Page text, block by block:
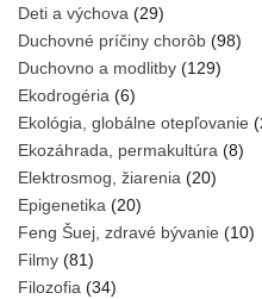
Deti a výchova (29)
Duchovné príčiny chorôb (98)
Duchovno a modlitby (129)
Ekodrogéria (6)
Ekológia, globálne otepľovanie
Ekozáhrada, permakultúra (8)
Elektrosmog, žiarenia (20)
Epigenetika (20)
Feng Šuej, zdravé bývanie (10)
Filmy (81)
Filozofia (34)